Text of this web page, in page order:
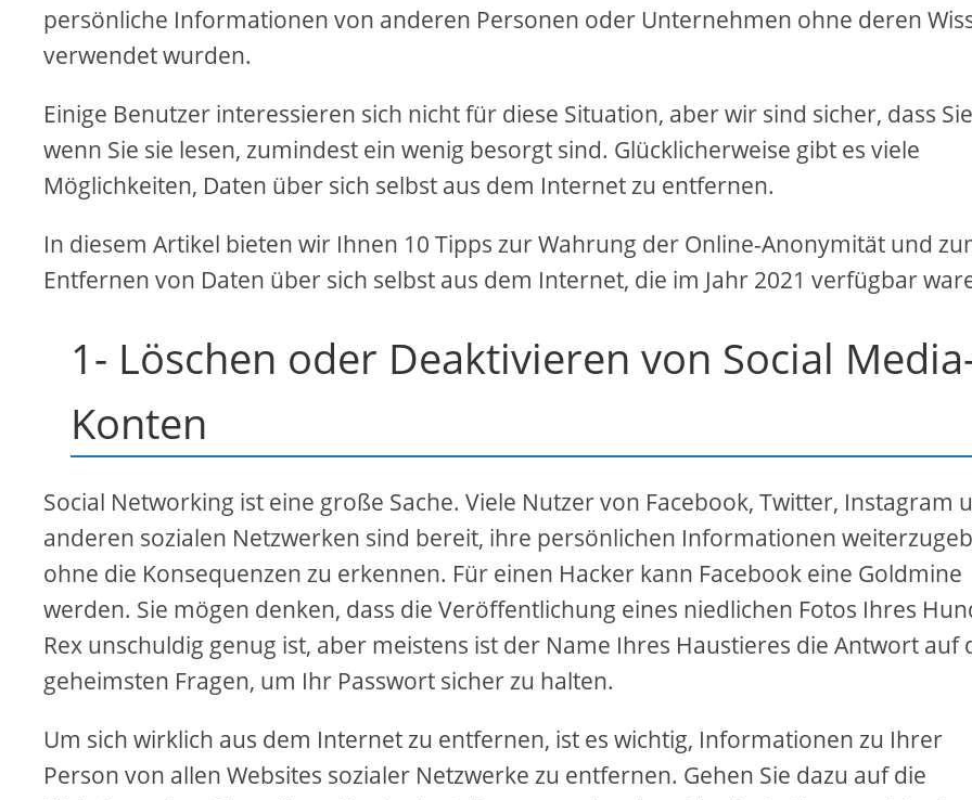
persönliche Informationen von anderen Personen oder Unternehmen ohne deren
verwendet wurden.
Einige Benutzer interessieren sich nicht für diese Situation, aber wir sind sicher, dass
wenn Sie sie lesen, zumindest ein wenig besorgt sind. Glücklicherweise gibt es viele
Möglichkeiten, Daten über sich selbst aus dem Internet zu entfernen.
In diesem Artikel bieten wir Ihnen 10 Tipps zur Wahrung der Online-Anonymität und
Entfernen von Daten über sich selbst aus dem Internet, die im Jahr 2021 verfügbar
1- Löschen oder Deaktivieren von Social
Konten
Social Networking ist eine große Sache. Viele Nutzer von Facebook, Twitter, Instagram
anderen sozialen Netzwerken sind bereit, ihre persönlichen Informationen
ohne die Konsequenzen zu erkennen. Für einen Hacker kann Facebook eine Goldmine
werden. Sie mögen denken, dass die Veröffentlichung eines niedlichen Fotos Ihres
Rex unschuldig genug ist, aber meistens ist der Name Ihres Haustieres die Antwort auf
geheimsten Fragen, um Ihr Passwort sicher zu halten.
Um sich wirklich aus dem Internet zu entfernen, ist es wichtig, Informationen zu Ihrer
Person von allen Websites sozialer Netzwerke zu entfernen. Gehen Sie dazu auf die